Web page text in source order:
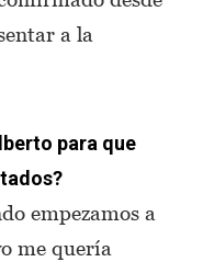
a la
para que
empezamos a
me quería